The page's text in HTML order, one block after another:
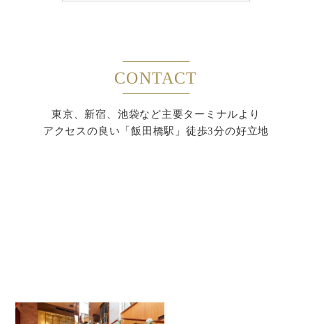
CONTACT
東京、新宿、池袋など主要ターミナルより
アクセスの良い「飯田橋駅」徒歩3分の好立地